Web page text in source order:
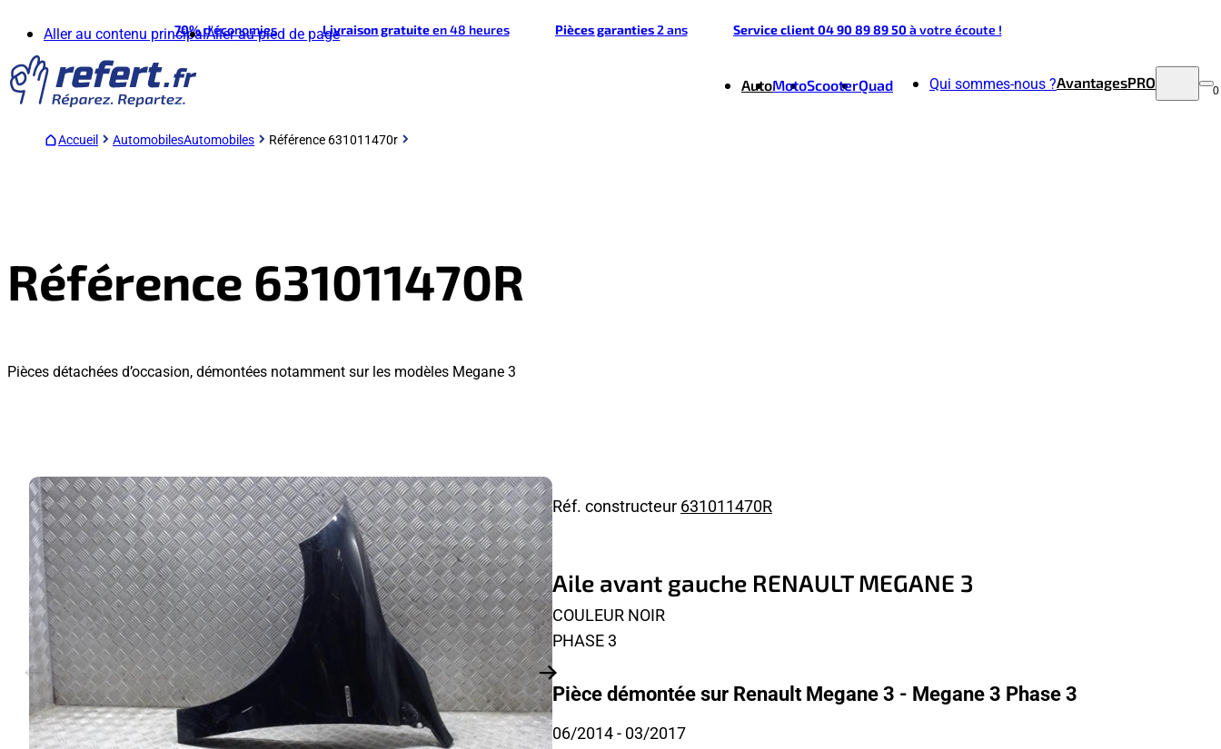
Aller au contenu principalAller au pied de page
70%d'économies Livraison gratuiteen 48 heures Pièces garanties2 ans Service client 04 90 89 89 50à votre écoute !
AutoMotoScooterQuad Qui sommes-nous ?AvantagesPRO 0
Accueil AutomobilesAutomobiles Référence 631011470r
Référence 631011470R
Pièces détachées d’occasion, démontées notamment sur les modèles Megane 3
Réf. constructeur 631011470R
Aile avant gauche RENAULT MEGANE 3
COULEUR NOIR
PHASE 3
Pièce démontée sur Renault Megane 3 - Megane 3 Phase 3
06/2014- 03/2017